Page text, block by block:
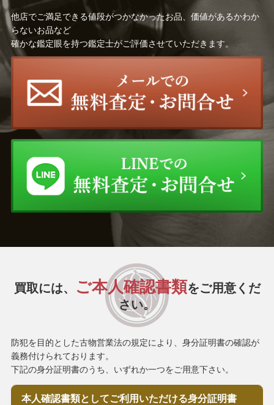
他店でご満足できる値段がつかなかったお品、価値があるかわか
らないお品など
確かな鑑定眼を持つ鑑定士がご評価させていただきます。
買取には、 ご本人確認書類をご用意くだ
さい。
防犯を目的とした古物営業法の規定により、身分証明書の確認が
義務付けられております。
下記の身分証明書のうち、いずれか一つをご用意下さい。
本人確認書類としてご利用いただける身分証明書